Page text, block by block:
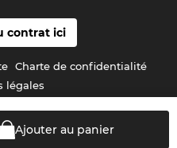
Ajouter aupanier
contrat ici
Charte de confidentialité
légales